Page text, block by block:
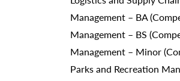
Management – BA
Management – BS
Management – Minor
Parks and Recreation